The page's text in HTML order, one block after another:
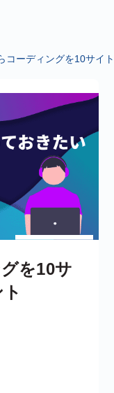
コーディングを10サイ
を10サ